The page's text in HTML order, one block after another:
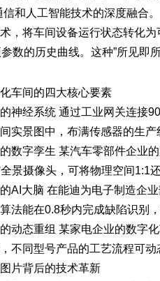
信和人工智能技术的深度融合
，将车间设备运行状态转化
数的历史曲线。这种”所见即
车间的四大核心要素
神经系统 通过工业网关连接
实景图中，布满传感器的生
数字孪生 某汽车零部件企业
景摄像头，可将物理空间1:1
AI大脑 在能迪为电子制造企
法能在0.8秒内完成缺陷识别
动态重组 某家电企业的数字
不同型号产品的工艺流程可
片背后的技术革新